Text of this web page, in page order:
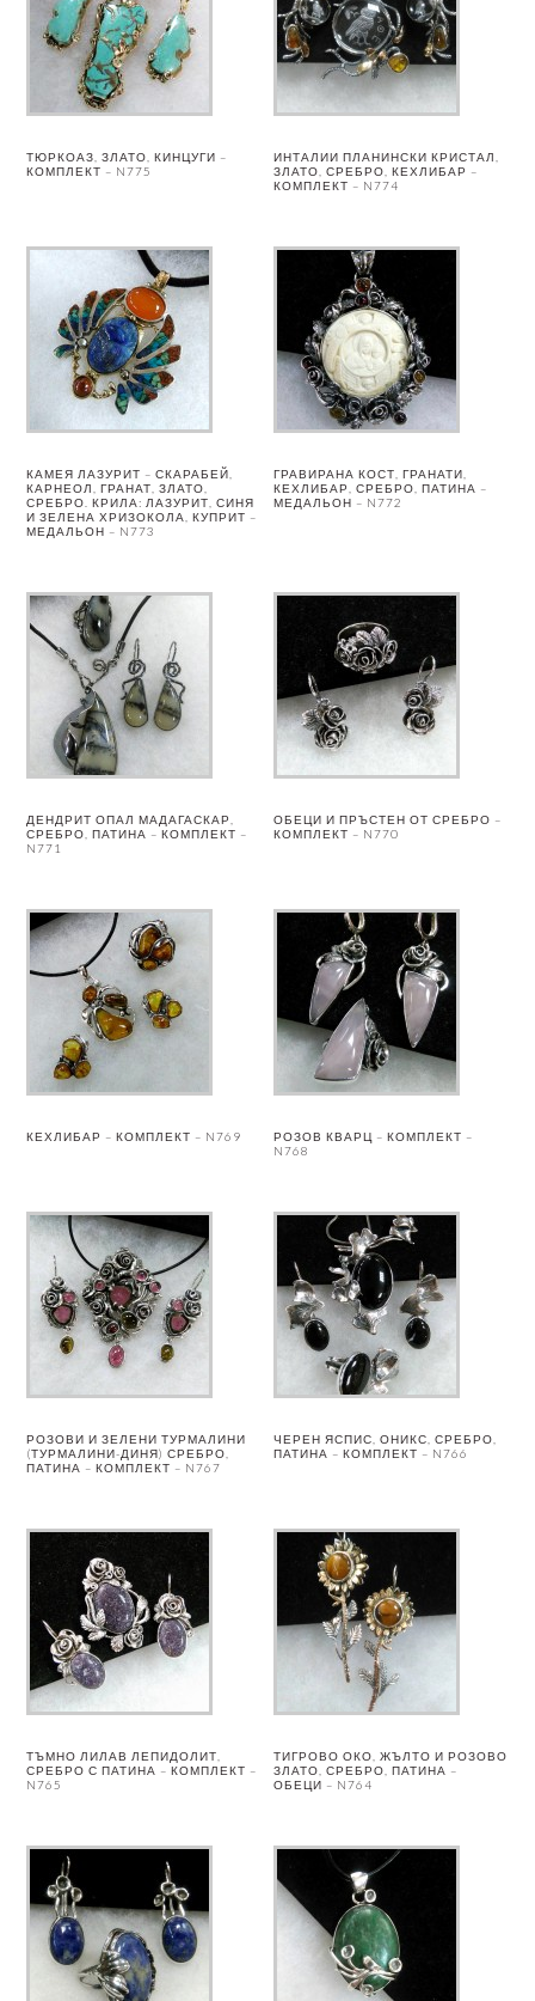
ТЮРКОАЗ, ЗЛАТО, КИНЦУГИ –
КОМПЛЕКТ – N775
ИНТАЛИИ ПЛАНИНСКИ КРИСТАЛ,
ЗЛАТО, СРЕБРО, КЕХЛИБАР –
КОМПЛЕКТ – N774
КАМЕЯ ЛАЗУРИТ – СКАРАБЕЙ,
КАРНЕОЛ, ГРАНАТ, ЗЛАТО,
СРЕБРО. КРИЛА: ЛАЗУРИТ, СИНЯ
И ЗЕЛЕНА ХРИЗОКОЛА, КУПРИТ –
МЕДАЛЬОН – N773
ГРАВИРАНА КОСТ, ГРАНАТИ,
КЕХЛИБАР, СРЕБРО, ПАТИНА –
МЕДАЛЬОН – N772
ДЕНДРИТ ОПАЛ МАДАГАСКАР,
СРЕБРО, ПАТИНА – КОМПЛЕКТ –
N771
ОБЕЦИ И ПРЪСТЕН ОТ СРЕБРО –
КОМПЛЕКТ – N770
КЕХЛИБАР – КОМПЛЕКТ – N769
РОЗОВ КВАРЦ – КОМПЛЕКТ –
N768
РОЗОВИ И ЗЕЛЕНИ ТУРМАЛИНИ
(ТУРМАЛИНИ-ДИНЯ) СРЕБРО,
ПАТИНА – КОМПЛЕКТ – N767
ЧЕРЕН ЯСПИС, ОНИКС, СРЕБРО,
ПАТИНА – КОМПЛЕКТ – N766
ТЪМНО ЛИЛАВ ЛЕПИДОЛИТ,
СРЕБРО С ПАТИНА – КОМПЛЕКТ –
N765
ТИГРОВО ОКО, ЖЪЛТО И РОЗОВО
ЗЛАТО, СРЕБРО, ПАТИНА –
ОБЕЦИ – N764